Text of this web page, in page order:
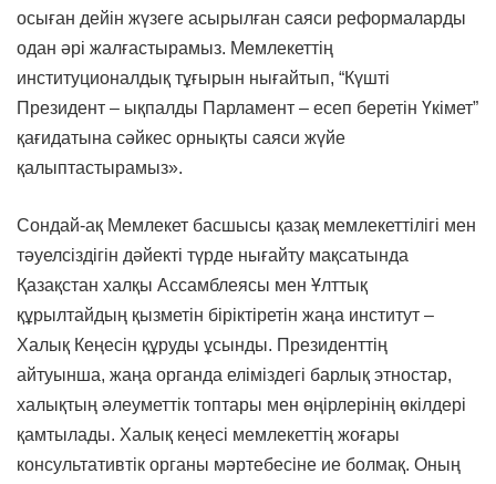
осыған дейін жүзеге асырылған саяси реформаларды
одан әрі жалғастырамыз. Мемлекеттің
институционалдық тұғырын нығайтып, “Күшті
Президент – ықпалды Парламент – есеп беретін Үкімет”
қағидатына сәйкес орнықты саяси жүйе
қалыптастырамыз».
Сондай-ақ Мемлекет басшысы қазақ мемлекеттілігі мен
тәуелсіздігін дәйекті түрде нығайту мақсатында
Қазақстан халқы Ассамблеясы мен Ұлттық
құрылтайдың қызметін біріктіретін жаңа институт –
Халық Кеңесін құруды ұсынды. Президенттің
айтуынша, жаңа органда еліміздегі барлық этностар,
халықтың әлеуметтік топтары мен өңірлерінің өкілдері
қамтылады. Халық кеңесі мемлекеттің жоғары
консультативтік органы мәртебесіне ие болмақ. Оның